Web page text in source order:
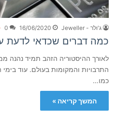
ג'ולר - Jeweller 16/06/2020
0
כמה דברים שכדאי לדעת
לאורך ההיסטוריה הזהב תמיד נהנה
התרבויות והמקומות בעולם. עוד
כמו…
המשך קריאה »